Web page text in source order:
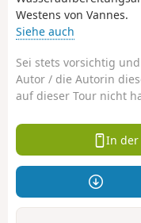
Westens von Vannes.
Siehe auch
Sei stets vorsichtig
Autor / die Autorin
auf dieser Tour nicht
In der